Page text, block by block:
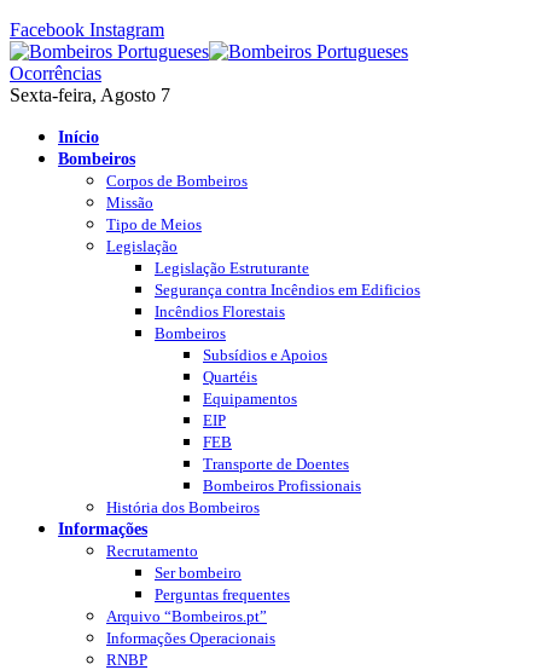
Facebook Instagram
Ocorrências
Sexta-feira, Agosto 7
Início
Bombeiros
Corpos de Bombeiros
Missão
Tipo de Meios
Legislação
Legislação Estruturante
Segurança contra Incêndios em Edificios
Incêndios Florestais
Bombeiros
Subsídios e Apoios
Quartéis
Equipamentos
EIP
FEB
Transporte de Doentes
Bombeiros Profissionais
História dos Bombeiros
Informações
Recrutamento
Ser bombeiro
Perguntas frequentes
Arquivo “Bombeiros.pt”
Informações Operacionais
RNBP